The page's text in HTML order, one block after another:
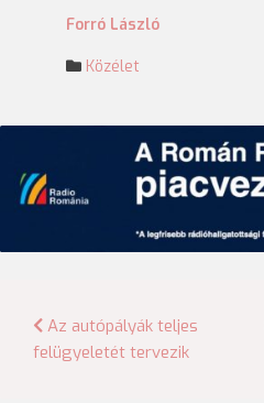
Forró László
Közélet
Bejegyzés
navigáció
Az autópályák teljes
felügyeletét tervezik